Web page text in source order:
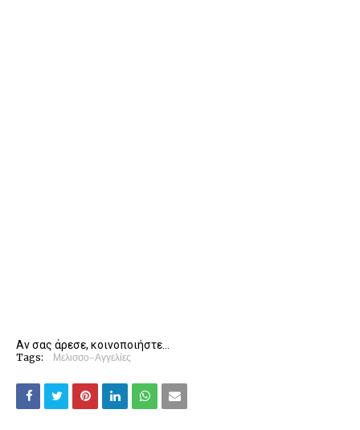
Αν σας άρεσε, κοινοποιήστε...
Tags: Μελισσο-Αγγελίες